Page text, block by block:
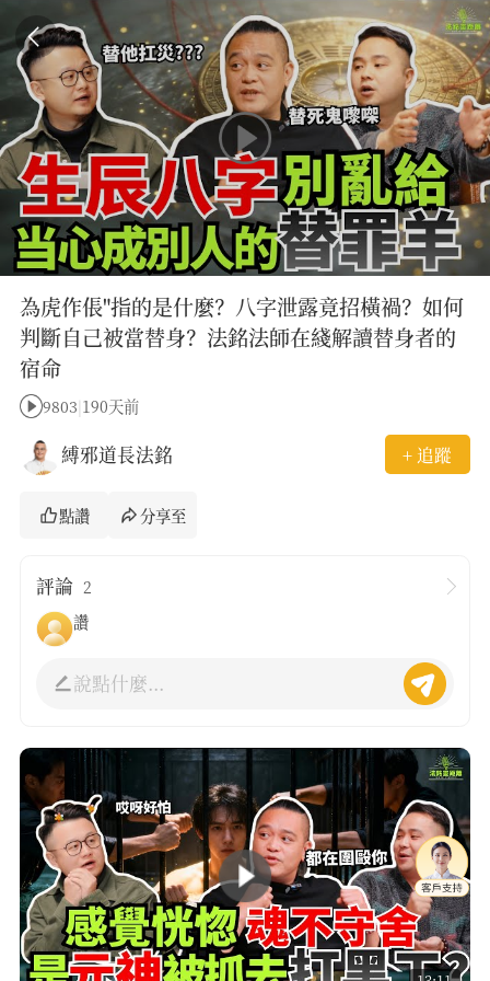
為虎作倀"指的是什麼？八字泄露竟招橫禍？如何
判斷自己被當替身？法銘法師在綫解讀替身者的
宿命
9803 190天前
縛邪道長法銘 + 追蹤
點讚 分享至
評論 2
讚
說點什麼...